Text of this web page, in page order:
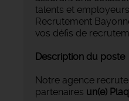
talents et
Recrutement
vos défis de
Description du poste
Notre agence
partenaires un(e)